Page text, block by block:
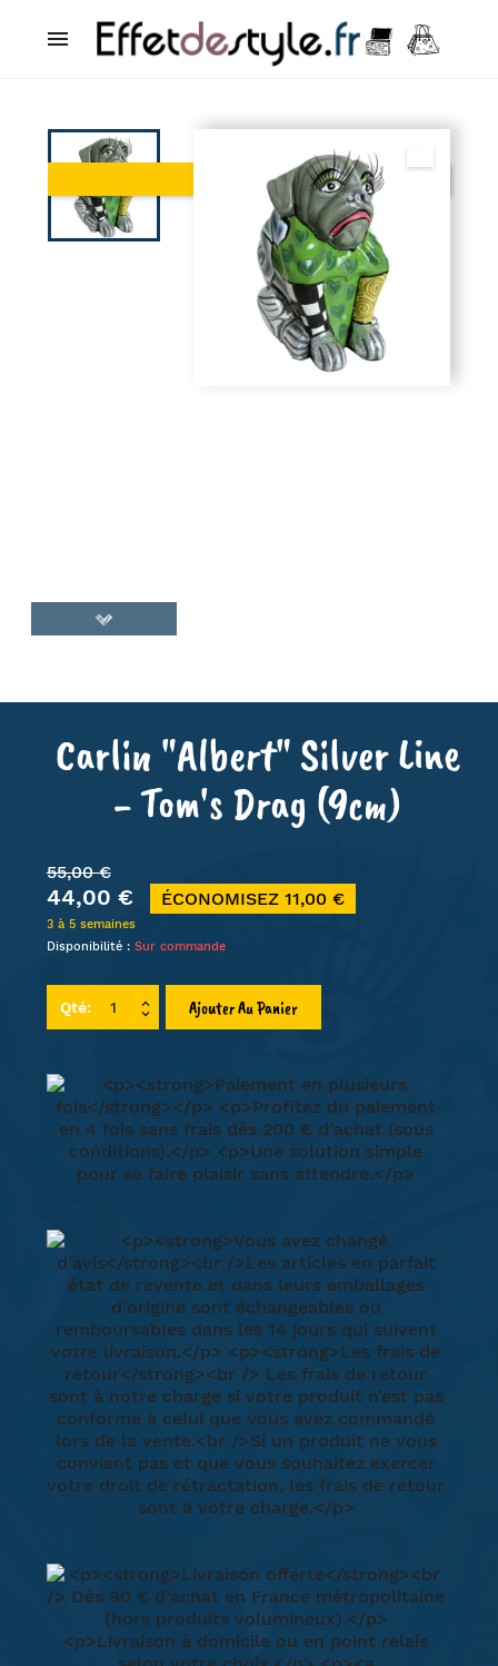

PROMO !
Carlin "Albert" Silver Line
- Tom's Drag (9cm)
55,00 €
44,00 € ÉCONOMISEZ 11,00 €
3 à 5 semaines
Disponibilité : Sur commande
Qté: Ajouter Au Panier